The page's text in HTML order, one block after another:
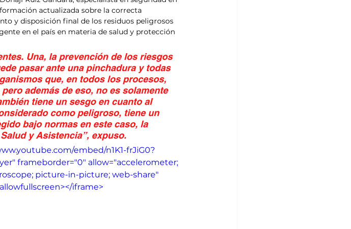
actualizada sobre la correcta
y disposición final de los residuos peligrosos
en el país en materia de salud y protección
Una, la prevención de los riesgos
pasar ante una pinchadura y todas
que, en todos los procesos,
además de eso, no es solamente
tiene un sesgo en cuanto al
como peligroso, tiene un
bajo normas en este caso, la
y Asistencia”, expuso.
embed/n1K1-frJiG0?
frameborder="0" allow="accelerometer;
picture-in-picture; web-share"
iframe>